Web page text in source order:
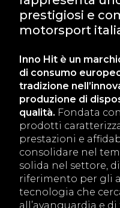
prestigiosi e
motorsport
Inno Hit è un
di consumo
tradizione
produzione di
qualità. Fondata
prodotti
prestazioni e
consolidare nel
solida nel settore,
riferimento per gli
tecnologia che
all’avanguardia e